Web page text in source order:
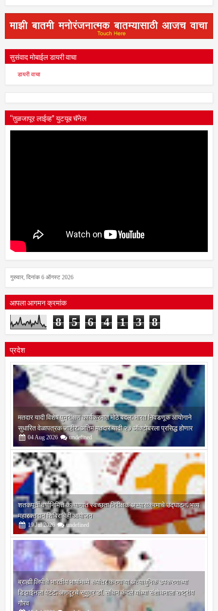
सुसंवाद मोबाईल डायरी वाचा
“तुळजापूर लाईव्ह” युटयूब चॅनेल
आपला आगमन क्रमांक
8 5 6 4 1 3 8
प्रदेश
मतदार यादी विशेष पुनरीक्षण कार्यक्रमात मोठे बदल; भारत निवडणूक आयोगाने
सुधारित वेळापत्रक जाहीर; अंतिम मतदार यादी २७ ऑक्टोबरला प्रसिद्ध होणार
04Aug 2026 undefined
शतकपूर्ती वर्षानिमित्त कल्याणात स्वच्छता निरीक्षक अभ्यासक्रमाचे उद्घाटन; भव्य
महारक्तदान शिबिराचेही आयोजन
19 Jul 2026 undefined
ब्राह्मी लिपीचे भारतीय भाषांमध्ये रूपांतर करणाऱ्या अत्याधुनिक उपकरणाच्या
डिझाईनला पेटंट; अणदूरचे सुपुत्र डॉ. सचिन कंदले यांच्या संशोधनाला राष्ट्रीय
गौरव
15 undefined